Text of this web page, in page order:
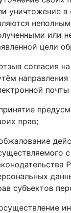
уничтожение в
или
цели
согласия
направления
прав;
субъектов